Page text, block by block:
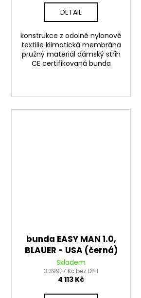
DETAIL
konstrukce z odolné nylonové
textilie klimatická membrána
pružný materiál dámský střih
CE certifikovaná bunda
bunda EASY MAN 1.0,
BLAUER - USA (černá)
Skladem
3 399,17 Kč bez DPH
4 113 Kč